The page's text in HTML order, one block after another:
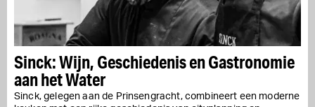
Sinck: Wijn, Geschiedenis en Gastronomie
aan het Water
Sinck, gelegen aan de Prinsengracht, combineert een moderne